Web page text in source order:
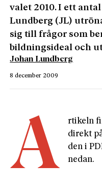
valet 2010. I ett
Lundberg (JL)
sig till frågor som
bildningsideal och
Johan Lundberg
8 december 2009
A
rtikeln
direkt
den i
nedan.